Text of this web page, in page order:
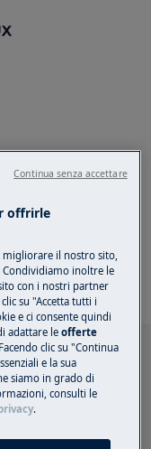
supporto
offrirle
il nostro sito,
inoltre le
con i nostri partner
su "Accetta tutti i
e ci consente quindi
adattare leofferte
clic su "Continua
e la sua
siamo in grado di
consulti le
.
Continua senza accettare